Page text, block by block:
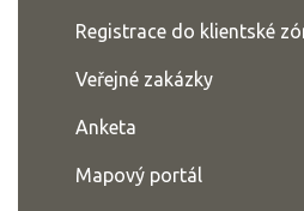
Registrace do klientské
Veřejné zakázky
Anketa
Mapový portál